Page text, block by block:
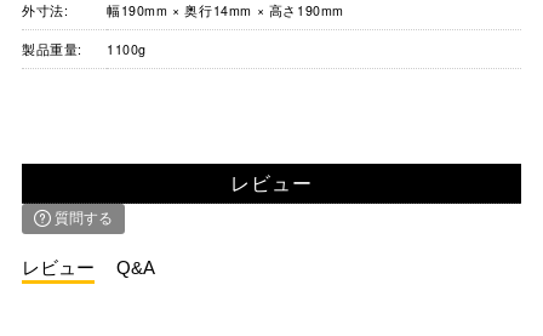
外寸法: 幅190mm × 奥行14mm × 高さ190mm
製品重量: 1100g
レビュー
質問する
レビュー Q&A